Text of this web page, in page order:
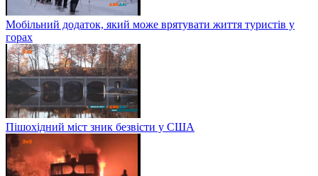
Мобільний додаток, який може врятувати життя туристів у
горах
Пішохідний міст зник безвісти у США